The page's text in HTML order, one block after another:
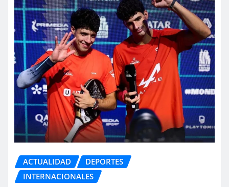
ACTUALIDAD
DEPORTES
INTERNACIONALES